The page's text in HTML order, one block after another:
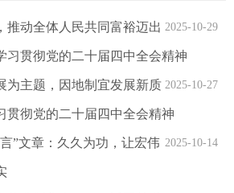
2025-10-29
推动全体人民共同富裕迈出
贯彻党的二十届四中全会精神
2025-10-27
为主题，因地制宜发展新质
彻党的二十届四中全会精神
2025-10-14
”文章：久久为功，让宏伟